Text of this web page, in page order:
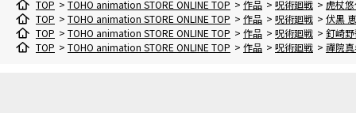
TOP > TOHO animation STORE ONLINE TOP > 作品 > 呪術廻戦 > 虎杖
TOP > TOHO animation STORE ONLINE TOP > 作品 > 呪術廻戦 > 伏黒 恵
TOP > TOHO animation STORE ONLINE TOP > 作品 > 呪術廻戦 > 釘崎
TOP > TOHO animation STORE ONLINE TOP > 作品 > 呪術廻戦 > 禪院